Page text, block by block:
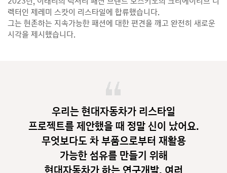
렉터인 제레미 스캇이 리스타일에 합류했습니다.
그는 현존하는 지속가능한 패션에 대한 편견을 깨고 완전히 새로운
시각을 제시했습니다.
우리는 현대자동차가 리스타일
프로젝트를 제안했을 때 정말 신이 났어요.
무엇보다도 차 부품으로부터 재활용
가능한 섬유를 만들기 위해
현대자동차가 하는 연구개발, 여러